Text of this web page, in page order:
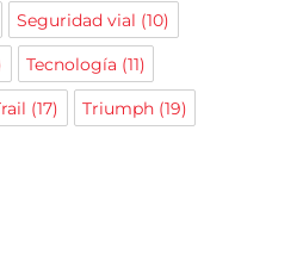
Seguridad vial (10)
Tecnología (11)
(17) Triumph (19)